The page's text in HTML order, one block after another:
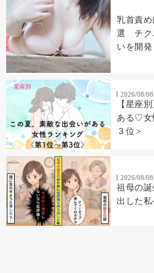
乳首責
選 チク
いを開発
2026/08/08
【星座
ある♡女
３位＞
2026/08/08
祖母の
出した